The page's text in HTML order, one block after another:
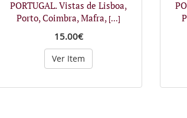
PORTUGAL. Vistas de Lisboa,
Porto, Coimbra, Mafra, [...]
15.00€
Ver Item